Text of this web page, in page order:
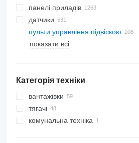
панелі приладів
датчики
пульти управління підвіскою
показати всі
Категорія техніки
вантажівки
тягачі
комунальна техніка